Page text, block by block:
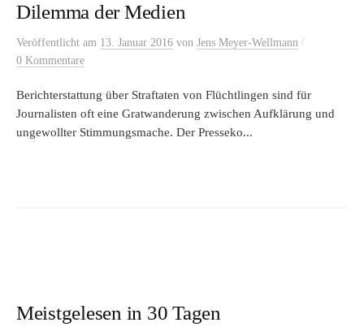
Dilemma der Medien
Veröffentlicht am 13. Januar 2016 von Jens Meyer-Wellmann /
0 Kommentare
Berichterstattung über Straftaten von Flüchtlingen sind für
Journalisten oft eine Gratwanderung zwischen Aufklärung und
ungewollter Stimmungsmache. Der Presseko...
Meistgelesen in 30 Tagen